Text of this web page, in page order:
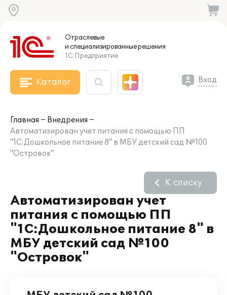
Отраслевые
и специализированныерешения
1С:Предприятие
Каталог Вход
Главная
Внедрения
Автоматизирован учет питания с помощью ПП
"1С:Дошкольное питание 8" в МБУ детский сад №100
"Островок"
Автоматизирован учет
питания с помощью ПП
"1С:Дошкольное питание 8" в
МБУ детский сад №100
"Островок"
К списку